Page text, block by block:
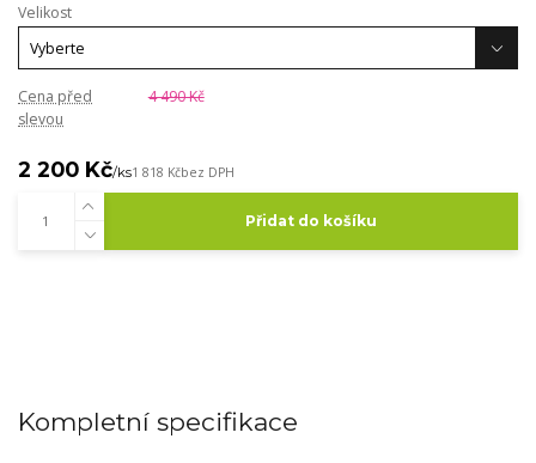
Velikost
Cena před
slevou
4 490 Kč
2 200 Kč/ks1 818 Kčbez DPH
Přidat do košíku
Kompletní specifikace